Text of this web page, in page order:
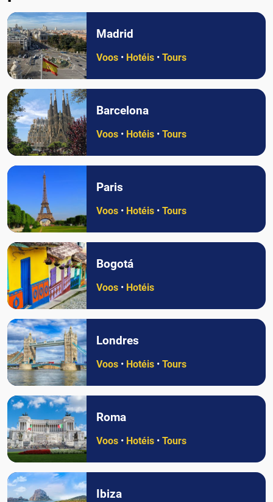
Madrid
Voos • Hotéis • Tours
Barcelona
Voos • Hotéis • Tours
Paris
Voos • Hotéis • Tours
Bogotá
Voos • Hotéis
Londres
Voos • Hotéis • Tours
Roma
Voos • Hotéis • Tours
Ibiza